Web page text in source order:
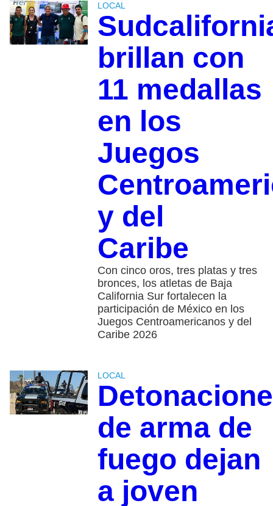
LOCAL
brillan con
11 medallas
en los
Juegos
y del
Caribe
Con cinco oros, tres platas y tres
bronces, los atletas de Baja
California Sur fortalecen la
participación de México en los
Juegos Centroamericanos y del
Caribe 2026
LOCAL
de arma de
fuego dejan
a joven